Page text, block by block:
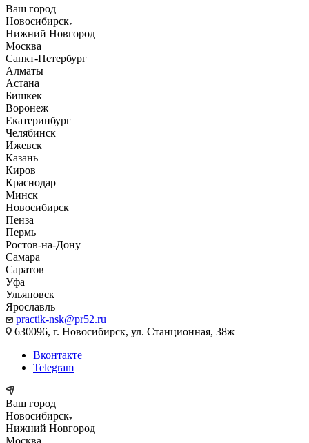
Ваш город
Новосибирск
Нижний Новгород
Москва
Санкт-Петербург
Алматы
Астана
Бишкек
Воронеж
Екатеринбург
Челябинск
Ижевск
Казань
Киров
Краснодар
Минск
Новосибирск
Пенза
Пермь
Ростов-на-Дону
Самара
Саратов
Уфа
Ульяновск
Ярославль
practik-nsk@pr52.ru
630096, г. Новосибирск, ул. Станционная, 38ж
Вконтакте
Telegram
Ваш город
Новосибирск
Нижний Новгород
Москва